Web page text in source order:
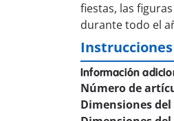
fiestas, las
durante todo el
Información
Número de
Dimensiones del